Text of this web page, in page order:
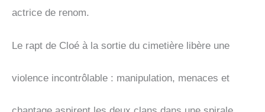
actrice de renom.
Le rapt de Cloé à la sortie du cimetière libère une
violence incontrôlable : manipulation, menaces et